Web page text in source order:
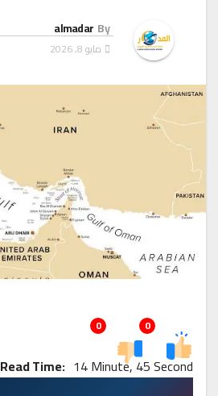
By
almadar
مايو 8, 2026
0
0
Read Time: 14 Minute, 45 Second